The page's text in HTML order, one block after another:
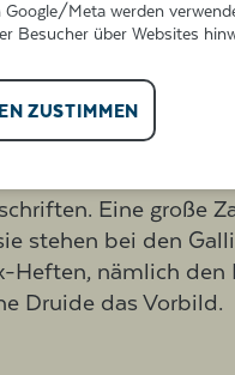
die
weiter westlich
alte Völker, weil ab
in seinem Buch „Der
Eine große
stehen bei den
Heften, nämlich
Druide das Vorbild.
Meta werden
Besucher über Websites
ZUSTIMMEN